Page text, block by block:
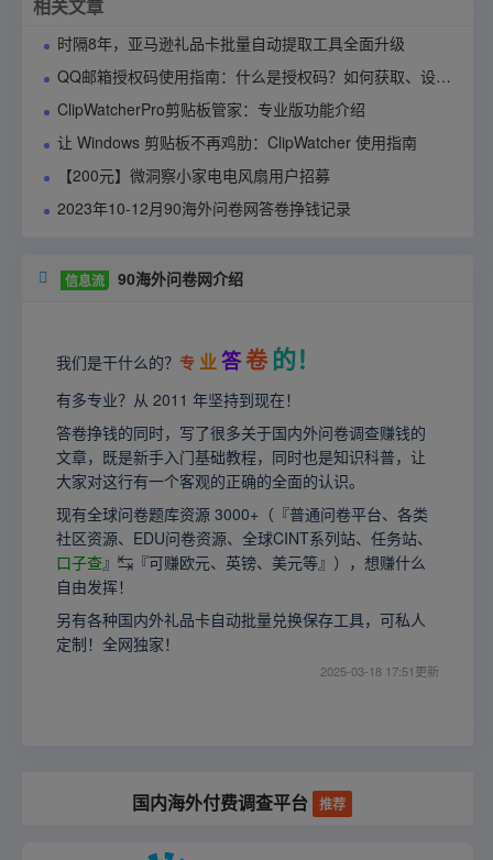
相关文章
时隔8年，亚马逊礼品卡批量自动提取工具全面升级
QQ邮箱授权码使用指南：什么是授权码？如何获取、设置与管理？
ClipWatcherPro剪贴板管家：专业版功能介绍
让 Windows 剪贴板不再鸡肋：ClipWatcher 使用指南
【200元】微洞察小家电电风扇用户招募
2023年10-12月90海外问卷网答卷挣钱记录
信息流 90海外问卷网介绍

我们是干什么的？ 专 业答卷 的！
有多专业？从 2011 年坚持到现在！
答卷挣钱的同时，写了很多关于国内外问卷调查赚钱的
文章，既是新手入门基础教程，同时也是知识科普，让
大家对这行有一个客观的正确的全面的认识。
现有全球问卷题库资源 3000+（『普通问卷平台、各类
社区资源、EDU问卷资源、全球CINT系列站、任务站、
口子查』↹『可赚欧元、英镑、美元等』），想赚什么
自由发挥！
另有各种国内外礼品卡自动批量兑换保存工具，可私人
定制！全网独家！
2025-03-18 17:51更新
国内海外付费调查平台 推荐